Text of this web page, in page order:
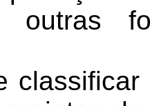
outras